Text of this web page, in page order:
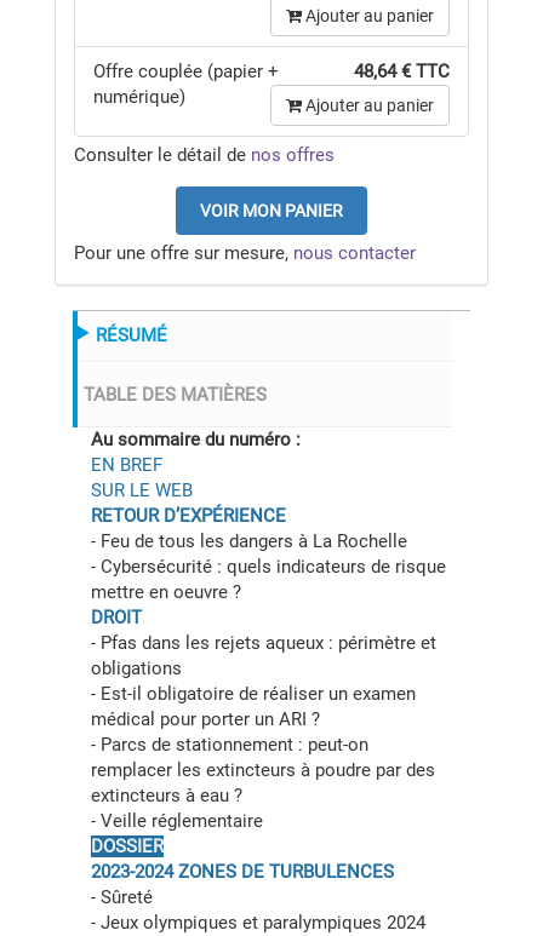
Ajouter au panier
Offre couplée (papier +
numérique)
48,64 € TTC
Ajouter au panier
Consulter le détail de nos offres
VOIR MON PANIER
Pour une offre sur mesure, nous contacter
RÉSUMÉ
TABLE DES MATIÈRES
Au sommaire du numéro :
EN BREF
SUR LE WEB
RETOUR D’EXPÉRIENCE
- Feu de tous les dangers à La Rochelle
- Cybersécurité : quels indicateurs de risque
mettre en oeuvre ?
DROIT
- Pfas dans les rejets aqueux : périmètre et
obligations
- Est-il obligatoire de réaliser un examen
médical pour porter un ARI ?
- Parcs de stationnement : peut-on
remplacer les extincteurs à poudre par des
extincteurs à eau ?
- Veille réglementaire
DOSSIER
2023-2024 ZONES DE TURBULENCES
- Sûreté
- Jeux olympiques et paralympiques 2024